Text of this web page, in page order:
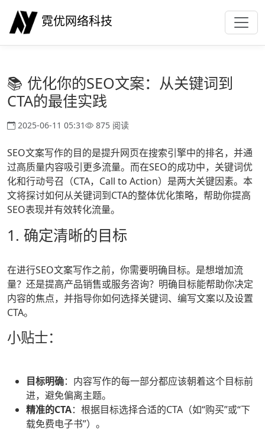
霓优网络科技
📚 优化你的SEO文案：从关键词到
CTA的最佳实践
2025-06-11 05:31 875 阅读
SEO文案写作的目的是提升网页在搜索引擎中的排名，并通
过高质量内容吸引更多流量。而在SEO的成功中，关键词优
化和行动号召（CTA，Call to Action）是两大关键因素。本
文将探讨如何从关键词到CTA的整体优化策略，帮助你提高
SEO表现并有效转化流量。
1. 确定清晰的目标
在进行SEO文案写作之前，你需要明确目标。是想增加流
量？还是提高产品销售或服务咨询？明确目标能帮助你决定
内容的焦点，并指导你如何选择关键词、编写文案以及设置
CTA。
小贴士：
目标明确：内容写作的每一部分都应该朝着这个目标前
进，避免偏离主题。
精准的CTA：根据目标选择合适的CTA（如“购买”或“下
载免费电子书”）。